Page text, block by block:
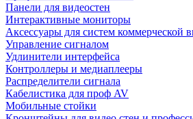
Панели для видеостен
Интерактивные мониторы
Аксессуары для систем коммерческой
Управление сигналом
Удлинители интерфейса
Контроллеры и медиаплееры
Распределители сигнала
Кабелистика для проф AV
Мобильные стойки